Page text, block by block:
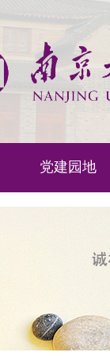
党建园地